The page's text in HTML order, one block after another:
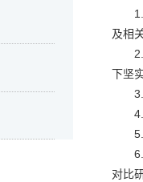
及相
下坚
对比